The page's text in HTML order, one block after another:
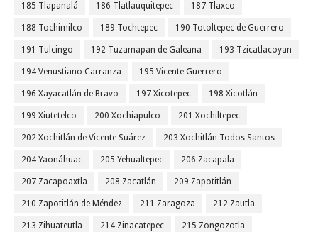
185 Tlapanalá 186 Tlatlauquitepec 187 Tlaxco
188 Tochimilco 189 Tochtepec 190 Totoltepec de Guerrero
191 Tulcingo 192 Tuzamapan de Galeana 193 Tzicatlacoyan
194 Venustiano Carranza 195 Vicente Guerrero
196 Xayacatlán de Bravo 197 Xicotepec 198 Xicotlán
199 Xiutetelco 200 Xochiapulco 201 Xochiltepec
202 Xochitlán de Vicente Suárez 203 Xochitlán Todos Santos
204 Yaonáhuac 205 Yehualtepec 206 Zacapala
207 Zacapoaxtla 208 Zacatlán 209 Zapotitlán
210 Zapotitlán de Méndez 211 Zaragoza 212 Zautla
213 Zihuateutla 214 Zinacatepec 215 Zongozotla